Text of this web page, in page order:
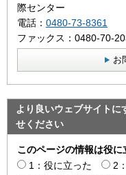
際センター
電話： 0480-73-8361
ファックス：0480-70-
お
より良いウェブサイトに
せください
このページの情報は役に
1：役に立った
2